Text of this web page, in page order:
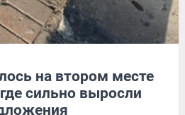
на втором месте
сильно выросли